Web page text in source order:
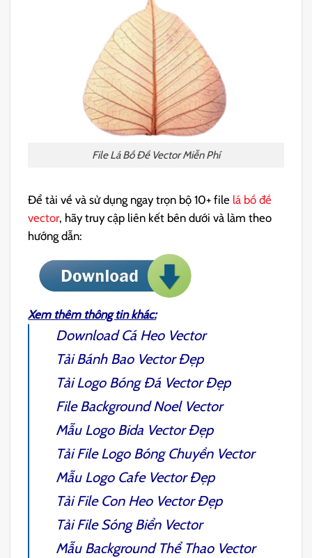
File Lá Bồ Đề Vector Miễn Phí
Để tải về và sử dụng ngay trọn bộ 10+ file lá bồ đề
vector, hãy truy cập liên kết bên dưới và làm theo
hướng dẫn:
Xem thêm thông tin khác:
DownloadCá Heo Vector
TảiBánh Bao VectorĐẹp
TảiLogo Bóng Đá VectorĐẹp
FileBackground Noel Vector
Mẫu Logo Bida VectorĐẹp
Tải FileLogo Bóng Chuyền Vector
Mẫu Logo Cafe VectorĐẹp
Tải File Con Heo VectorĐẹp
Tải FileSóng Biển Vector
Mẫu Background Thể Thao Vector